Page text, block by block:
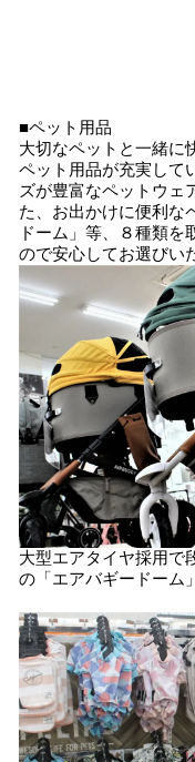
■ペット用品
大切なペットと一緒に
ペット用品が充実して
ズが豊富なペットウェ
た、お出かけに便利な
ドーム」等、８種類を
ので安心してお選びい
大型エアタイヤ採用で
の「エアバギードーム」